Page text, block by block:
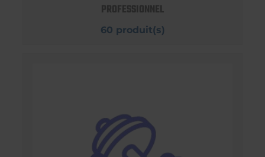
PROFESSIONNEL
60 produit(s)